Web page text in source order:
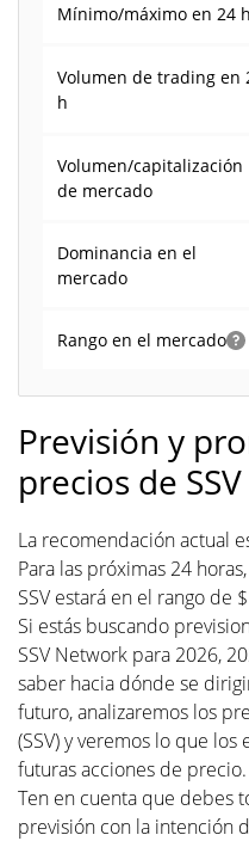
Mínimo/máximo en 24 h
Volumen de trading en
h
Volumen/capitalización
de mercado
Dominancia en el
mercado
Rango en el mercado
Previsión y
precios de
La recomendación actual
Para las próximas 24
SSV estará en el rango de
Si estás buscando
SSV Network para 2026,
saber hacia dónde se
futuro, analizaremos los
(SSV) y veremos lo que
futuras acciones de precio.
Ten en cuenta que debes
previsión con la intención